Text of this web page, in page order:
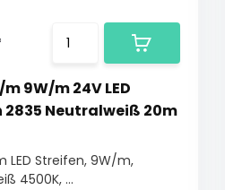
m 9W/m 24V LED
2835 Neutralweiß 20m
LED Streifen, 9W/m,
4500K, ...